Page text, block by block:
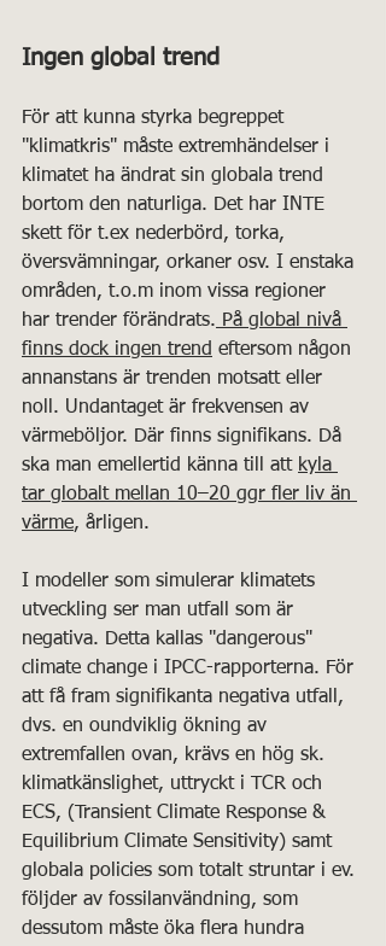
Ingen global trend
För att kunna styrka begreppet
"klimatkris" måste extremhändelser i
klimatet ha ändrat sin globala trend
bortom den naturliga. Det har INTE
skett för t.ex nederbörd, torka,
översvämningar, orkaner osv. I enstaka
områden, t.o.m inom vissa regioner
har trender förändrats. På global nivå
finns dock ingen trend eftersom någon
annanstans är trenden motsatt eller
noll. Undantaget är frekvensen av
värmeböljor. Där finns signifikans. Då
ska man emellertid känna till att kyla
tar globalt mellan 10–20 ggr fler liv än
värme, årligen.
I modeller som simulerar klimatets
utveckling ser man utfall som är
negativa. Detta kallas "dangerous"
climate change i IPCC-rapporterna. För
att få fram signifikanta negativa utfall,
dvs. en oundviklig ökning av
extremfallen ovan, krävs en hög sk.
klimatkänslighet, uttryckt i TCR och
ECS, (Transient Climate Response &
Equilibrium Climate Sensitivity) samt
globala policies som totalt struntar i ev.
följder av fossilanvändning, som
dessutom måste öka flera hundra